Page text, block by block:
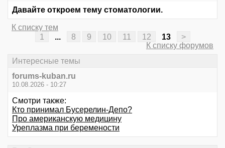
Давайте откроем тему стоматологии.
К списку тем
1
8 9 10 11 12 13
>
К списку форумов
Интересные темы
forums-kuban.ru
10.08.2026 - 10:27
Смотри также:
Кто принимал Бусерелин-Депо?
Про американскую медицину
Уреплазма при беремености